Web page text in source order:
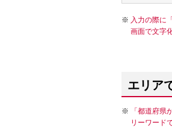
入力の際に
画面で文字
エリア
「都道府
リーワード